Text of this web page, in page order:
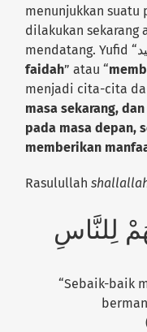
menunjukkan suatu
dilakukan sekarang
faidah” atau “
menjadi cita-cita
masa sekarang,
pada masa depan,
memberikan
Rasulullah
لِلنَّاسِ
“Sebaik-baik